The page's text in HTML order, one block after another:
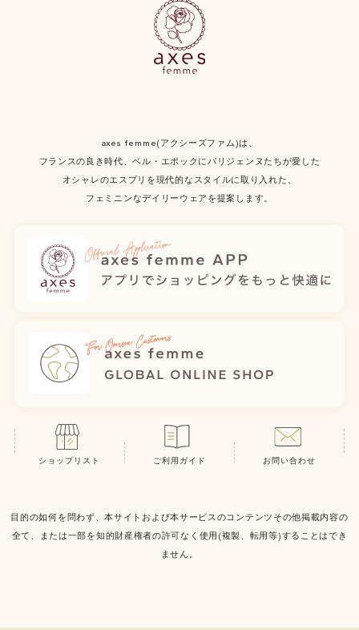
axes femme(アクシーズファム)は、
フランスの良き時代、ベル・エポックにパリジェンヌたちが愛した
オシャレのエスプリを現代的なスタイルに取り入れた、
フェミニンなデイリーウェアを提案します。
ショップリスト ご利用ガイド お問い合わせ
目的の如何を問わず、本サイトおよび本サービスのコンテンツその他掲載内容の
全て、または一部を知的財産権者の許可なく使用(複製、転用等)することはでき
ません。